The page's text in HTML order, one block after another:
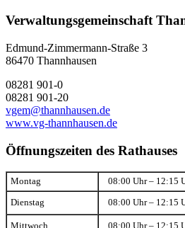
Verwaltungsgemeinschaft
Edmund-Zimmermann-Straße 3
86470 Thannhausen
08281 901-0
08281 901-20
vgem@thannhausen.de
www.vg-thannhausen.de
Öffnungszeiten des Rathauses
Montag 08:00 Uhr – 12:15
Dienstag 08:00 Uhr – 12:15